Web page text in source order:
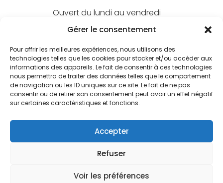
Gérer le consentement
Pour offrir les meilleures expériences, nous utilisons des
technologies telles que les cookies pour stocker et/ou accéder aux
informations des appareils. Le fait de consentir à ces technologies
nous permettra de traiter des données telles que le comportement
de navigation ou les ID uniques sur ce site. Le fait de ne pas
consentir ou de retirer son consentement peut avoir un effet négatif
sur certaines caractéristiques et fonctions.
Accepter
Refuser
Voir les préférences
Ouvert du lundi au vendredi
de 9h à 18h
Nos marques
BEECHFIELD
ATLANTIS
FLEXFIT
Nos marquages
Broderie textile
Impression numérique
Le bar à print
Fabrication sur-mesure
Mentions légalesPolitique de confidentialité